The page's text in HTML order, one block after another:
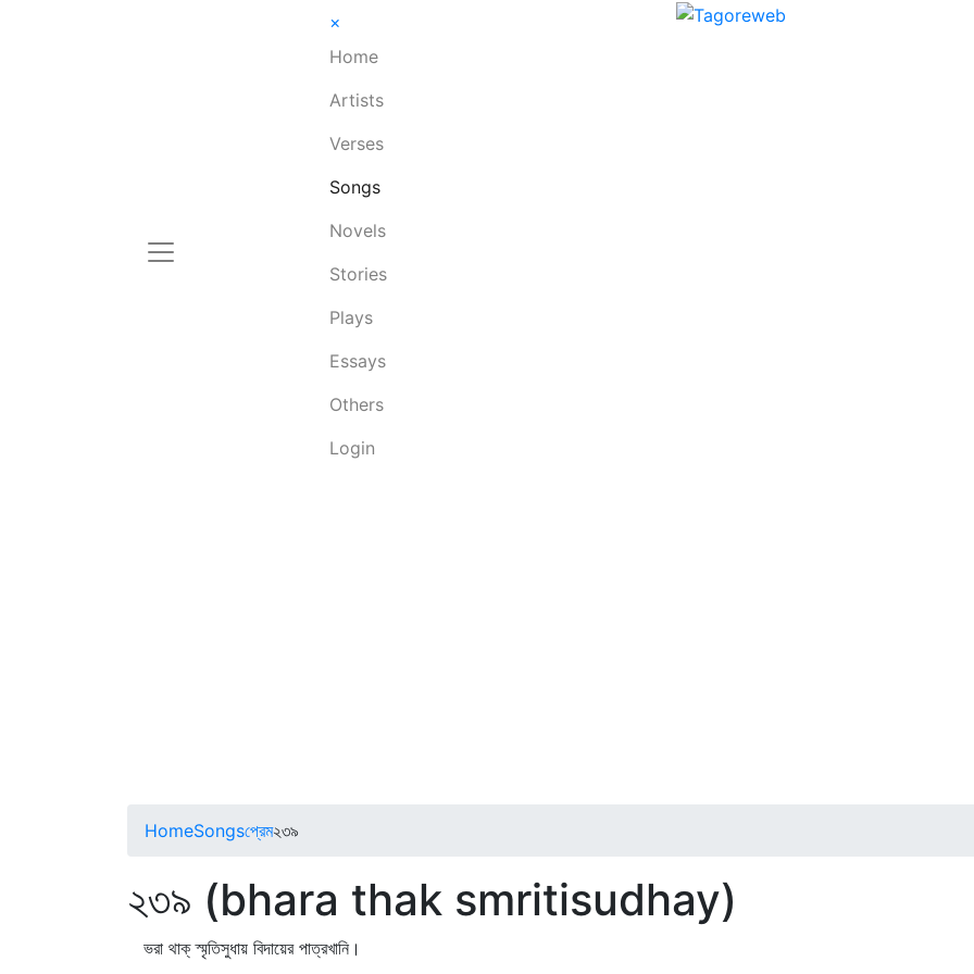
×
Home
Artists
Verses
Songs
Novels
Stories
Plays
Essays
Others
Login
HomeSongsপ্রেম২৩৯
২৩৯ (bhara thak smritisudhay)
ভরা থাক্‌ স্মৃতিসুধায় বিদায়ের পাত্রখানি।